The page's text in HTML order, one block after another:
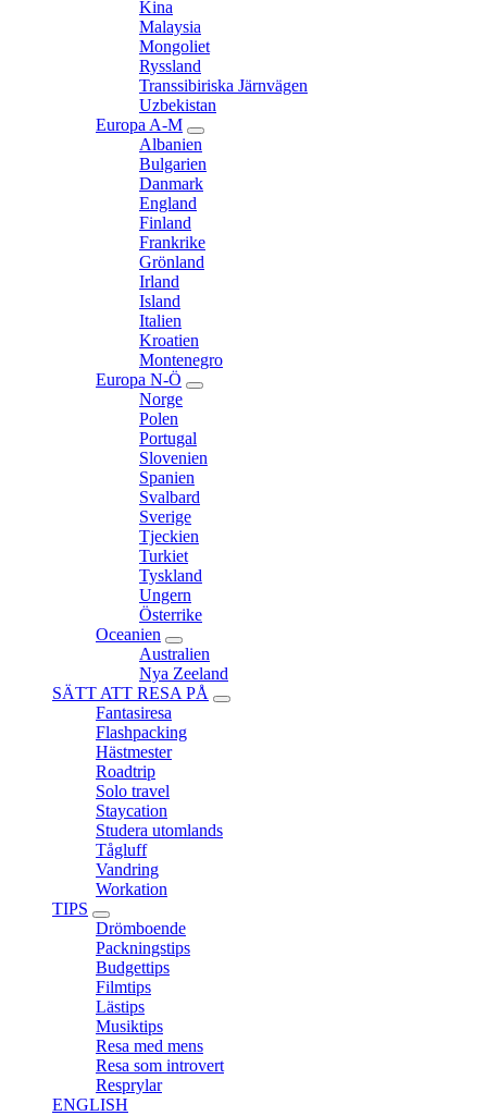
Kina
Malaysia
Mongoliet
Ryssland
Transsibiriska Järnvägen
Uzbekistan
Europa A-M
expand
child
menu
Albanien
Bulgarien
Danmark
England
Finland
Frankrike
Grönland
Irland
Island
Italien
Kroatien
Montenegro
Europa N-Ö
expand
Norge
Polen
Portugal
Slovenien
Spanien
Svalbard
Sverige
Tjeckien
Turkiet
Tyskland
Ungern
Österrike
Oceanien
expand
child
menu
Australien
Nya Zeeland
SÄTT ATT RESA PÅ
expand
Fantasiresa
Flashpacking
Hästmester
Roadtrip
Solo travel
Staycation
Studera utomlands
Tågluff
Vandring
Workation
TIPS
expand
child
menu
Drömboende
Packningstips
Budgettips
Filmtips
Lästips
Musiktips
Resa med mens
Resa som introvert
Resprylar
ENGLISH